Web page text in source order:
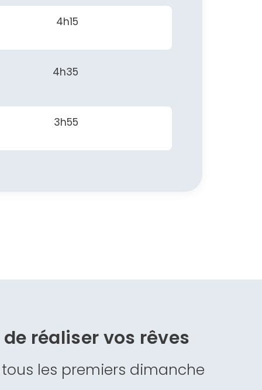
4h15
4h35
3h55
réaliser vos rêves
tous les premiers dimanche